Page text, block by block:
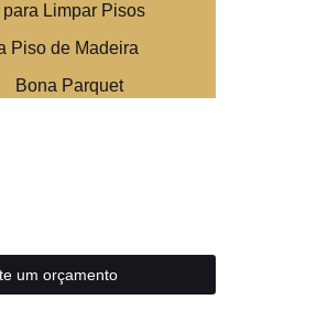
para Limpar Pisos
Piso de Madeira
Bona Parquet
Madeira Ipê
um orçamento